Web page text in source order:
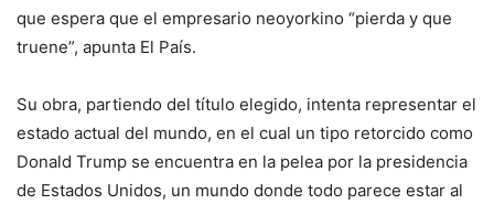
que espera que el empresario neoyorkino “pierda y que
truene”, apunta El País.
Su obra, partiendo del título elegido, intenta representar el
estado actual del mundo, en el cual un tipo retorcido como
Donald Trump se encuentra en la pelea por la presidencia
de Estados Unidos, un mundo donde todo parece estar al